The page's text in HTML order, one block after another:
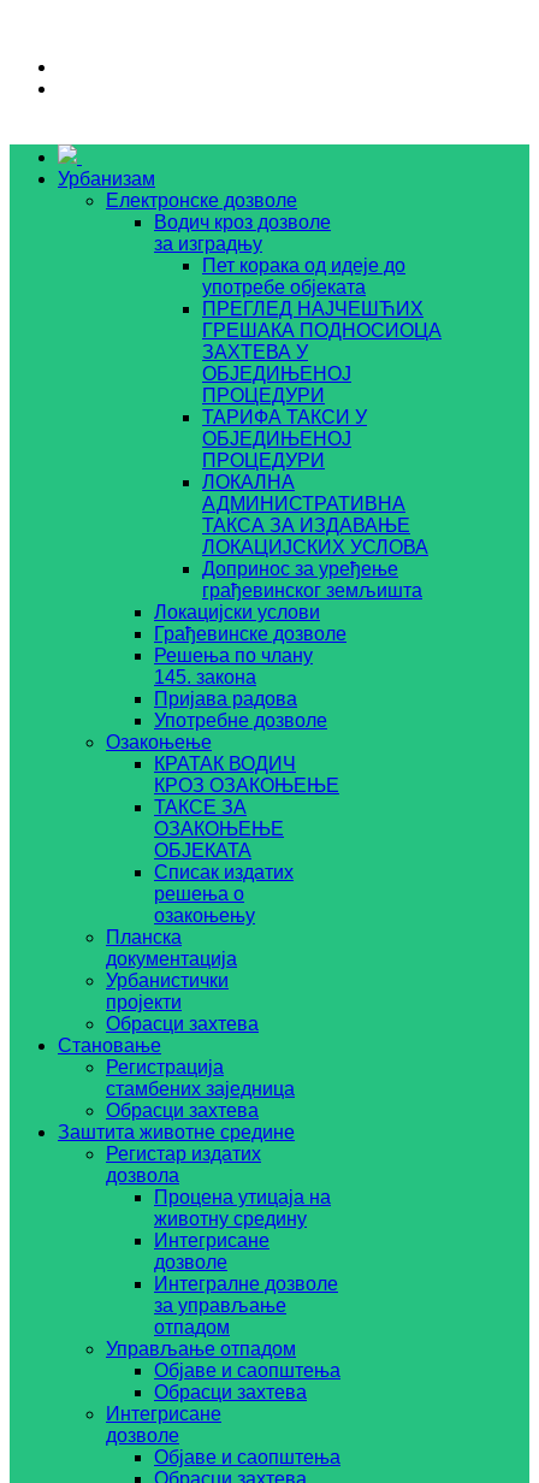
Урбанизам
Електронске дозволе
Водич кроз дозволе
за изградњу
Пет корака од идеје до
употребе објеката
ПРЕГЛЕД НАЈЧЕШЋИХ
ГРЕШАКА ПОДНОСИОЦА
ЗАХТЕВА У
ОБЈЕДИЊЕНОЈ
ПРОЦЕДУРИ
ТАРИФА ТАКСИ У
ОБЈЕДИЊЕНОЈ
ПРОЦЕДУРИ
ЛОКАЛНА
АДМИНИСТРАТИВНА
ТАКСА ЗА ИЗДАВАЊЕ
ЛОКАЦИЈСКИХ УСЛОВА
Допринос за уређење
грађевинског земљишта
Локацијски услови
Грађевинске дозволе
Решења по члану
145. закона
Пријава радова
Употребне дозволе
Озакоњење
КРАТАК ВОДИЧ
КРОЗ ОЗАКОЊЕЊЕ
ТАКСЕ ЗА
ОЗАКОЊЕЊЕ
ОБЈЕКАТА
Списак издатих
решења о
озакоњењу
Планска
документација
Урбанистички
пројекти
Обрасци захтева
Становање
Регистрација
стамбених заједница
Обрасци захтева
Заштита животне средине
Регистар издатих
дозвола
Процена утицаја на
животну средину
Интегрисане
дозволе
Интегралне дозволе
за управљање
отпадом
Управљање отпадом
Објаве и саопштења
Обрасци захтева
Интегрисане
дозволе
Објаве и саопштења
Обрасци захтева